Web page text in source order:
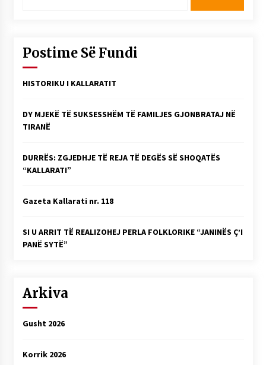
Postime Së Fundi
HISTORIKU I KALLARATIT
DY MJEKË TË SUKSESSHËM TË FAMILJES GJONBRATAJ NË
TIRANË
DURRËS: ZGJEDHJE TË REJA TË DEGËS SË SHOQATËS
“KALLARATI”
Gazeta Kallarati nr. 118
SI U ARRIT TË REALIZOHEJ PERLA FOLKLORIKE “JANINËS Ç’I
PANË SYTË”
Arkiva
Gusht 2026
Korrik 2026